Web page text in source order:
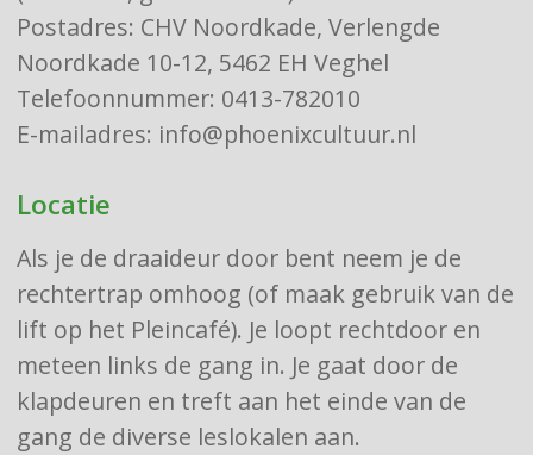
Postadres: CHV Noordkade, Verlengde
Noordkade 10-12, 5462 EH Veghel
Telefoonnummer: 0413-782010
E-mailadres: info@phoenixcultuur.nl
Locatie
Als je de draaideur door bent neem je de
rechtertrap omhoog (of maak gebruik van de
lift op het Pleincafé). Je loopt rechtdoor en
meteen links de gang in. Je gaat door de
klapdeuren en treft aan het einde van de
gang de diverse leslokalen aan.